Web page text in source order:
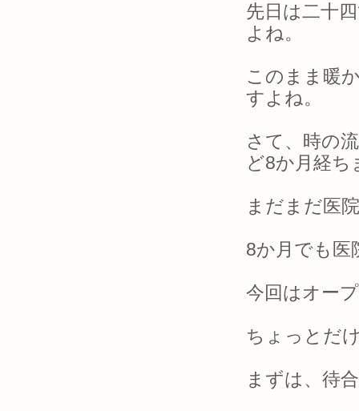
先日は二十
よね。
このまま暖
すよね。
さて、時の
ど8か月経ち
まだまだ医
8か月でも医
今回はオー
ちょっとだ
まずは、待